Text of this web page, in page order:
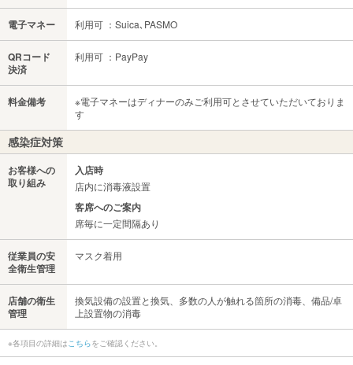
電子マネー 利用可 ：Suica､PASMO
QRコード
決済
利用可 ：PayPay
料金備考
※電子マネーはディナーのみご利用可とさせていただいておりま
す
感染症対策
お客様への
取り組み
入店時
店内に消毒液設置
客席へのご案内
席毎に一定間隔あり
従業員の安
全衛生管理
マスク着用
店舗の衛生
管理
換気設備の設置と換気、多数の人が触れる箇所の消毒、備品/卓
上設置物の消毒
※各項目の詳細は こちらをご確認ください。